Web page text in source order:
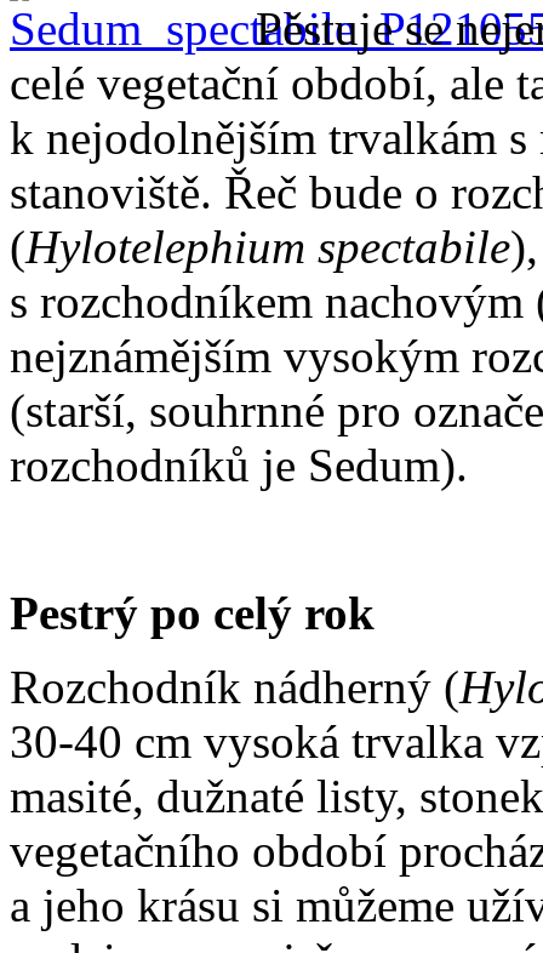
Pěstuje se
celé vegetační období, ale
k nejodolnějším trvalkám
stanoviště. Řeč bude o
(Hylotelephium spectabile
s rozchodníkem nachovým
nejznámějším vysokým
(starší, souhrnné pro
rozchodníků je Sedum).
Pestrý po celý rok
Rozchodník nádherný (
30-40 cm vysoká trvalka
masité, dužnaté listy,
vegetačního období
a jeho krásu si můžeme